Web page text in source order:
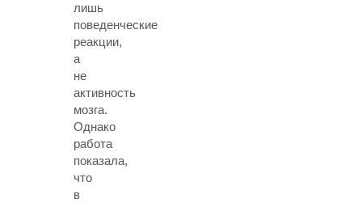
лишь
поведенческие
реакции,
а
не
активность
мозга.
Однако
работа
показала,
что
в